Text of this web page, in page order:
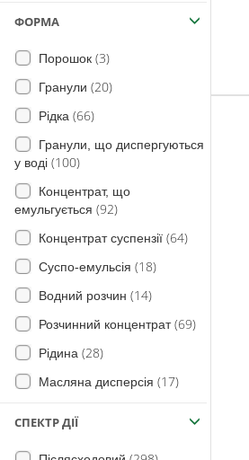
Просо волосовидне
Пирій повзучий
Пальчатка криваво-червона
(63)
Сить(9)
Дурман смердючий
(44)
Хміль
Люцерна
Просо(8)
(17)
(9)
(4)
Еспарцет (насіннєві посіви)
ФОРМА
Порошок (3)
Гранули (20)
Рідка (66)
Гранули, що диспергуються
у воді (100)
Концентрат, що
емульгується (92)
Концентрат суспензії (64)
Суспо-емульсія (18)
Водний розчин (14)
Розчинний концентрат(69)
Рідина (28)
Масляна дисперсія (17)
СПЕКТР ДІЇ